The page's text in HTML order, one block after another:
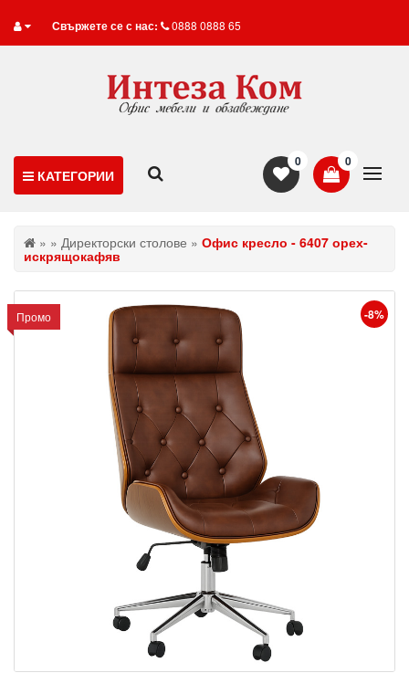
Свържете се с нас: 0888 0888 65
КАТЕГОРИИ
0
0
» » Директорски столове » Офис кресло - 6407 орех-
искрящокафяв
Промо -8%